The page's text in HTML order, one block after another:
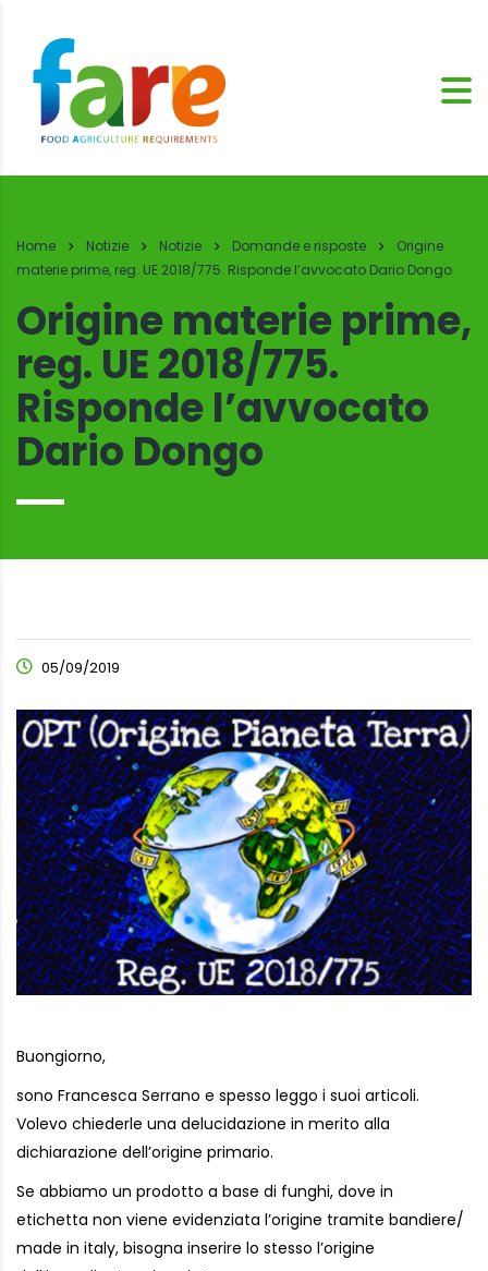
Home Notizie Notizie Domande e risposte
Origine
materie prime, reg. UE 2018/775. Risponde l’avvocato Dario Dongo
Origine materie prime,
reg. UE 2018/775.
Risponde l’avvocato
Dario Dongo
05/09/2019
Buongiorno,
sono Francesca Serrano e spesso leggo i suoi articoli.
Volevo chiederle una delucidazione in merito alla
dichiarazione dell’origine primario.
Se abbiamo un prodotto a base di funghi, dove in
etichetta non viene evidenziata l’origine tramite bandiere/
made in italy, bisogna inserire lo stesso l’origine